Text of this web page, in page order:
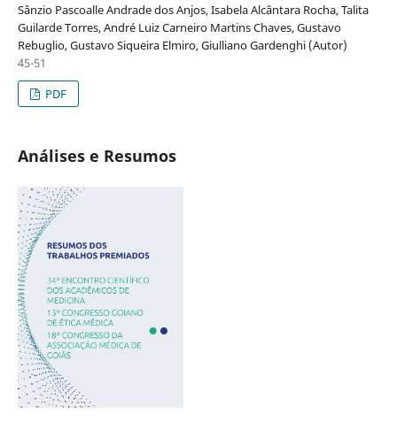
Sânzio Pascoalle Andrade dos Anjos, Isabela Alcântara Rocha, Talita
Guilarde Torres, André Luiz Carneiro Martins Chaves, Gustavo
Rebuglio, Gustavo Siqueira Elmiro, Giulliano Gardenghi (Autor)
45-51
PDF
Análises e Resumos